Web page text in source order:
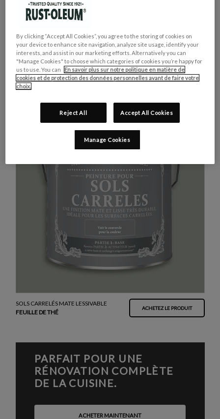
MEUBLES DE CUISINE
VERT KAKI
SOLS CARRELÉS MATE LESSIVABLE
FEUILLE DE THÉ
ACHETEZ LE PRODUIT
PARFAIT POUR UNE
RÉNOVATION COMPLÈTE
DE LA CUISINE.
ACHETER MAINTENANT
By clicking “Accept All Cookies”, you agree to the storing of cookies on
your device to enhance site navigation, analyze site usage, identify your
interests, and assist in our marketing efforts. Alternatively you can
"Manage Cookies" to choose which categories of cookies you’re happy for
us to use. You can
En savoir plus sur notre politique en matière de
cookies et de protection des données personnelles avant de faire votre
choix.
Reject All Accept All Cookies
Manage Cookies